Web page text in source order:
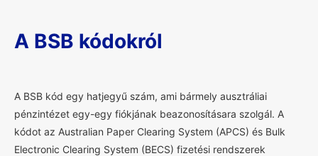
A BSB kódokról
A BSB kód egy hatjegyű szám, ami bármely ausztráliai
pénzintézet egy-egy fiókjának beazonosításara szolgál. A
kódot az Australian Paper Clearing System (APCS) és Bulk
Electronic Clearing System (BECS) fizetési rendszerek